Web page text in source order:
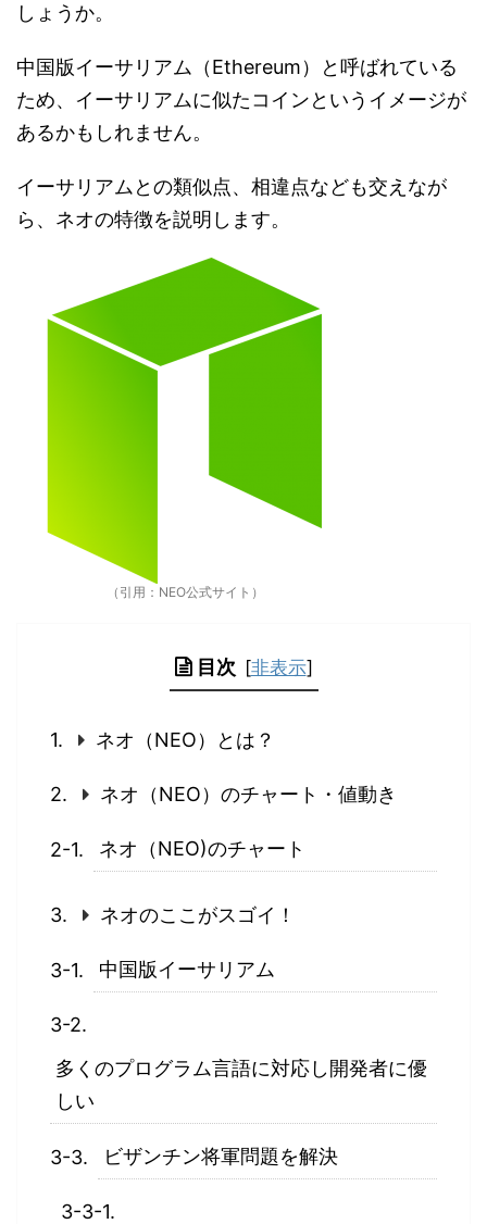
しょうか。
中国版イーサリアム（Ethereum）と呼ばれている
ため、イーサリアムに似たコインというイメージが
あるかもしれません。
イーサリアムとの類似点、相違点なども交えなが
ら、ネオの特徴を説明します。
（引用：NEO公式サイト）
目次 [非表示]
ネオ（NEO）とは？
ネオ（NEO）のチャート・値動き
ネオ（NEO)のチャート
ネオのここがスゴイ！
中国版イーサリアム
多くのプログラム言語に対応し開発者に優
しい
ビザンチン将軍問題を解決